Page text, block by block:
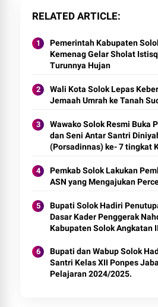
RELATED ARTICLE
Pemerintah Kabupaten
Kemenag Gelar Sholat
Turunnya Hujan
Wali Kota Solok Lepas
Jemaah Umrah ke Tanah
Wawako Solok Resmi Buka
dan Seni Antar Santri
(Porsadinnas) ke- 7 tingkat
Pemkab Solok Lakukan
ASN yang Mengajukan
Bupati Solok Hadiri
Dasar Kader Penggerak
Kabupaten Solok Angkatan
Bupati dan Wabup Solok
Santri Kelas XII Ponpes
Pelajaran 2024/2025.